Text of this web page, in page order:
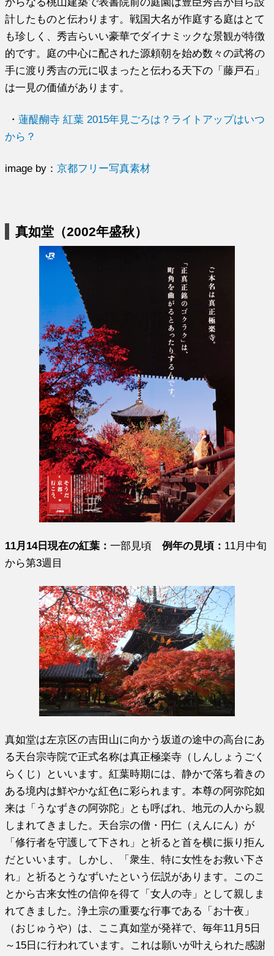
計したものと伝わります。戦国大名が作庭する庭はとて
も珍しく、秀吉らいい豪華でダイナミックな景観が特徴
的です。庭の中心に配された源頼朝を始め数々の武将の
手に渡り秀吉の元に収まったと伝わる天下の「藤戸石」
は一見の価値があります。
・蓮醍醐寺 紅葉 2015年見ごろは？ライトアップはいつ
から？
image by：京都フリー写真素材
真如堂（2002年盛秋）
11月14日現在の紅葉：一部見頃例年の見頃： 11月中旬
から第3週目
真如堂は左京区の吉田山に向かう坂道の途中の高台にあ
る天台宗寺院で正式名称は真正極楽寺（しんしょうごく
らくじ）といいます。紅葉時期には、静かで落ち着きの
ある境内は鮮やかな紅色に彩られます。本尊の阿弥陀如
来は「うなずきの阿弥陀」とも呼ばれ、地元の人から親
しまれてきました。天台宗の僧・円仁（えんにん）が
「修行者を守護して下され」と祈ると首を横に振り拒ん
だといいます。しかし、「衆生、特に女性をお救い下さ
れ」と祈るとうなずいたという伝説があります。このこ
とから古来女性の信仰を得て「女人の寺」として親しま
れてきました。浄土宗の重要な行事である「お十夜」
（おじゅうや）は、ここ真如堂が発祥で、毎年11月5日
～15日に行われています。これは願いが叶えられた感謝